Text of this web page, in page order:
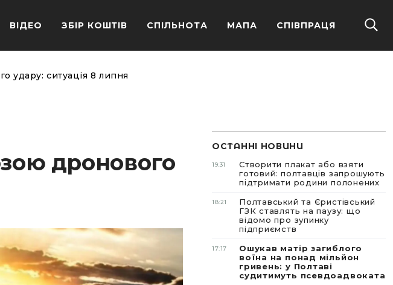
ВІДЕО ЗБІР КОШТІВ СПІЛЬНОТА МАПА СПІВПРАЦЯ
удару: ситуація 8 липня
дронового
ОСТАННІ НОВИНИ
19:31
Створити плакат або взяти
готовий: полтавців запрошують
підтримати родини полонених
18:21
Полтавський та Єристівський
ГЗК ставлять на паузу: що
відомо про зупинку
підприємств
17:17
Ошукав матір загиблого
воїна на понад мільйон
гривень: у Полтаві
судитимуть псевдоадвоката